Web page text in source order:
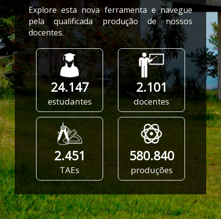
Explore esta nova ferramenta e navegue
pela qualificada produção de nossos
docentes.
24.147
estudantes
2.101
docentes
2.451
TAEs
580.840
produções